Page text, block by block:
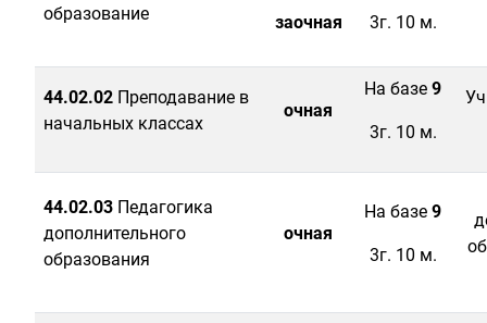
образование
заочная 3г. 10 м.
44.02.02 Преподавание в
начальных классах
очная
На базе 9
3г. 10 м.
44.02.03 Педагогика
дополнительного
образования
очная
На базе 9
3г. 10 м.